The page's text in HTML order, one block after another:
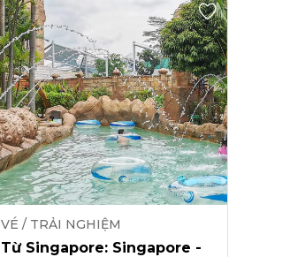
VÉ / TRẢI NGHIỆM
Từ Singapore: Singapore -